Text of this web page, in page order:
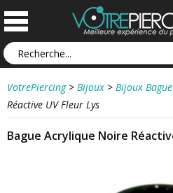
VotrePiercing > Bijoux > Bijoux Bague
Réactive UV Fleur Lys
Bague Acrylique Noire